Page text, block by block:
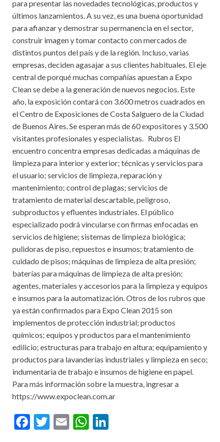
para presentar las novedades tecnológicas, productos y
últimos lanzamientos. A su vez, es una buena oportunidad
para afianzar y demostrar su permanencia en el sector,
construir imagen y tomar contacto con mercados de
distintos puntos del país y de la región. Incluso, varias
empresas, deciden agasajar a sus clientes habituales. El eje
central de porqué muchas compañías apuestan a Expo
Clean se debe a la generación de nuevos negocios. Este
año, la exposición contará con 3.600 metros cuadrados en
el Centro de Exposiciones de Costa Salguero de la Ciudad
de Buenos Aires. Se esperan más de 60 expositores y 3.500
visitantes profesionales y especialistas. Rubros El
encuentro concentra empresas dedicadas a máquinas de
limpieza para interior y exterior; técnicas y servicios para
el usuario; servicios de limpieza, reparación y
mantenimiento; control de plagas; servicios de
tratamiento de material descartable, peligroso,
subproductos y efluentes industriales. El público
especializado podrá vincularse con firmas enfocadas en
servicios de higiene; sistemas de limpieza biológica;
pulidoras de piso, repuestos e insumos; tratamiento de
cuidado de pisos; máquinas de limpieza de alta presión;
baterías para máquinas de limpieza de alta presión;
agentes, materiales y accesorios para la limpieza y equipos
e insumos para la automatización. Otros de los rubros que
ya están confirmados para Expo Clean 2015 son
implementos de protección industrial; productos
químicos; equipos y productos para el mantenimiento
edilicio; estructuras para trabajo en altura; equipamiento y
productos para lavanderías industriales y limpieza en seco;
indumentaria de trabajo e insumos de higiene en papel.
Para más información sobre la muestra, ingresar a
https://www.expoclean.com.ar
F
T
E
W